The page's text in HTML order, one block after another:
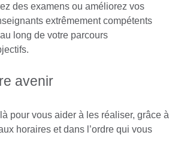
des examens ou améliorez vos
extrêmement compétents
long de votre parcours
avenir
pour vous aider à les réaliser, grâce à
horaires et dans l’ordre qui vous